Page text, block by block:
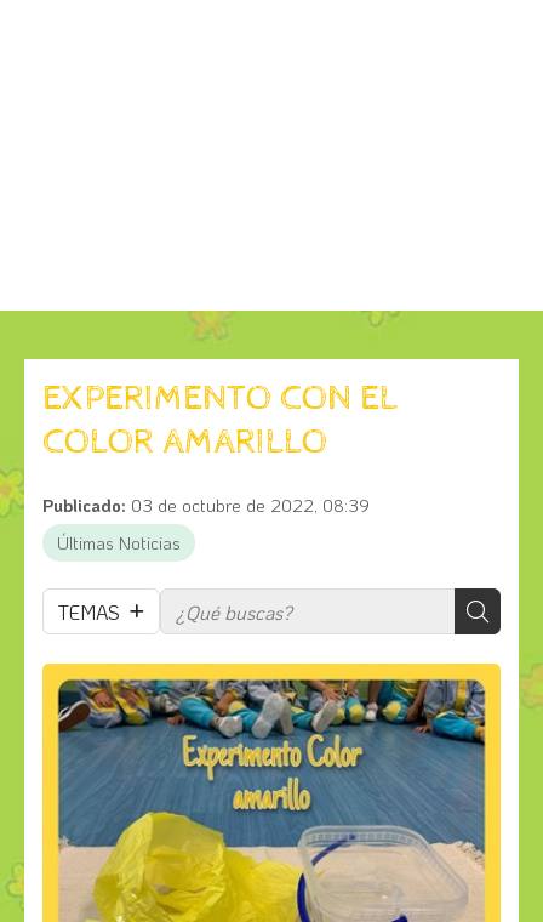
EXPERIMENTO CON EL
COLOR AMARILLO
Publicado: 03 de octubre de 2022, 08:39
Últimas Noticias
TEMAS